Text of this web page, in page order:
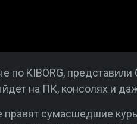
по KIBORG,
на ПК, консолях и
правят сумасшедшие